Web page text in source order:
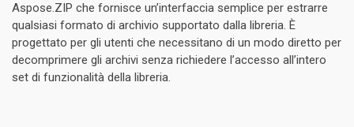
Aspose.ZIP che fornisce un’interfaccia semplice per estrarre
qualsiasi formato di archivio supportato dalla libreria. È
progettato per gli utenti che necessitano di un modo diretto per
decomprimere gli archivi senza richiedere l’accesso all’intero
set di funzionalità della libreria.